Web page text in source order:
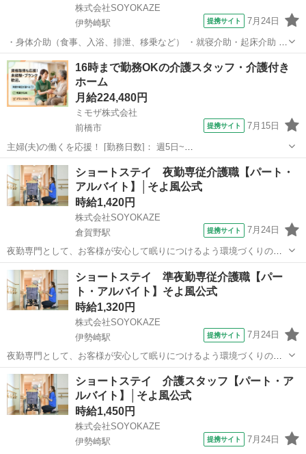
株式会社SOYOKAZE
伊勢崎駅
提携サイト 7月24日
・身体介助（食事、入浴、排泄、移乗など） ・就寝介助・起床介助 ・
介護記録の書類への記入（ご利用報告など、簡単なＰＣ操作） ・機能
訓練補助業務 ・レクリエーションや体操の実施 ・清掃、洗濯などの間
接業務 ・食事の準備、お茶と...
群馬 伊勢崎市 伊勢崎駅
16時まで勤務OKの介護スタッフ・介護付き
ホーム
月給224,480円
ミモザ株式会社
前橋市
提携サイト 7月15日
主婦(夫)の働くを応援！ [勤務日数]： 週5日~
07:00~16:00/08:30~17:30/10:00~19:00/16:00~10:00 月/火/水/木/金/土/
日 などから選べます [勤務地・最寄駅]： 群馬...
群馬 前橋市 介護士
ショートステイ 夜勤専従介護職【パート・
アルバイト】│そよ風公式
時給1,420円
株式会社SOYOKAZE
倉賀野駅
提携サイト 7月24日
夜勤専門として、お客様が安心して眠りにつけるよう環境づくりのお
仕事です。 空き時間にはフロア清掃や記録とり、洗濯、雑務などをお
願いします。 夜勤シフト帯の生活全般の介助・食事介助、各書類作成
等を行っていただきます。 ・食...
群馬 高崎市 倉賀野駅 介護
ショートステイ 準夜勤専従介護職【パー
ト・アルバイト】そよ風公式
時給1,320円
株式会社SOYOKAZE
伊勢崎駅
提携サイト 7月24日
夜勤専門として、お客様が安心して眠りにつけるよう環境づくりのお
仕事です。 空き時間にはフロア清掃や記録とり、洗濯、雑務などをお
願いします。 夜勤シフト帯の生活全般の介助・食事介助、各書類作成
等を行っていただきます。 ・食...
群馬 伊勢崎市 伊勢崎駅 介護
ショートステイ 介護スタッフ【パート・ア
ルバイト】│そよ風公式
時給1,450円
株式会社SOYOKAZE
伊勢崎駅
提携サイト 7月24日